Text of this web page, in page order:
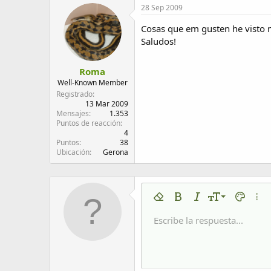
Roma
Well-Known Member
Registrado
13 Mar 2009
Mensajes
1.353
Puntos de reacción
4
Puntos
38
Ubicación
Gerona
28 Sep 2009
Cosas que em gusten he visto
Saludos!
Eliminar formato
NegritaCursivaTamaño del
9
10
Color
Fuente Arial
TachadoSubrayadoCódigo en línea
Spoiler en
Insert horizontal line
SpoilerCódigo
Escribe la respuesta...